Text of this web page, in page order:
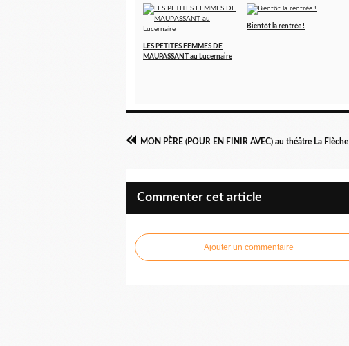
LES PETITES FEMMES DE
MAUPASSANT au Lucernaire
Bientôt la rentrée !
MON PÈRE (POUR EN FINIR AVEC) au théâtre La Flèche
Commenter cet article
Ajouter un commentaire